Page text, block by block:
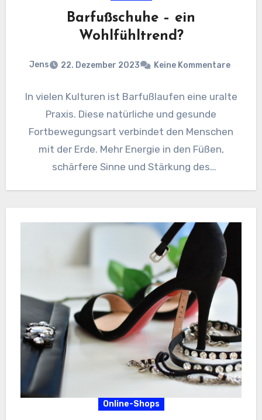
Barfußschuhe – ein
Wohlfühltrend?
Jens 22. Dezember 2023 Keine Kommentare
In vielen Kulturen ist Barfußlaufen eine uralte
Praxis. Diese natürliche und gesunde
Fortbewegungsart verbindet den Menschen
mit der Erde. Mehr Energie in den Füßen,
schärfere Sinne und Stärkung des
Online-Shops